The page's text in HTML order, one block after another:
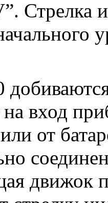
Стрелка
вход
от
движок